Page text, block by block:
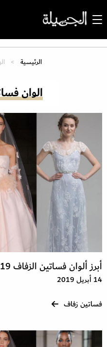
الرئيسية
الوان
أبرز ألوان فساتين الزفاف 2019
14 أبريل 2019
فساتين زفاف